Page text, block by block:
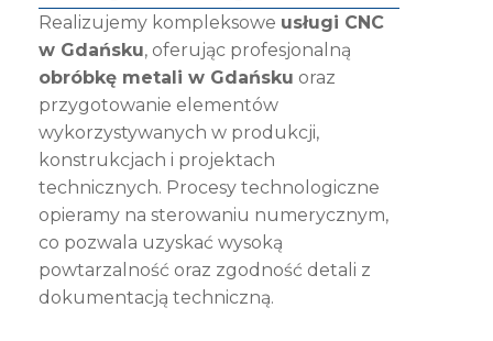
Realizujemy kompleksowe usługi CNC
w Gdańsku, oferując profesjonalną
obróbkę metali w Gdańsku oraz
przygotowanie elementów
wykorzystywanych w produkcji,
konstrukcjach i projektach
technicznych. Procesy technologiczne
opieramy na sterowaniu numerycznym,
co pozwala uzyskać wysoką
powtarzalność oraz zgodność detali z
dokumentacją techniczną.